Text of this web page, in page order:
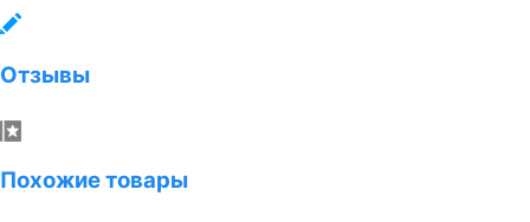
Отзывы
Похожие товары